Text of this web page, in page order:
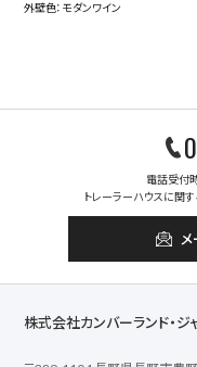
外壁色：モダンワイン
電話受
トレーラーハウスに関
メ
株式会社カンバーランド・ジ